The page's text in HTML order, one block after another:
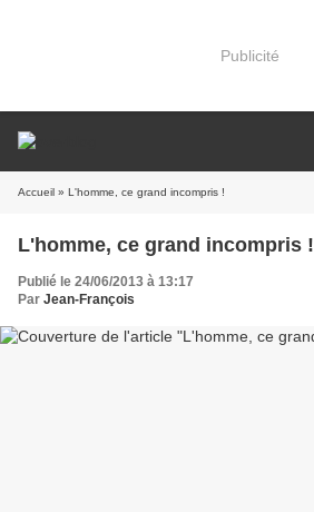
Publicité
Accueil » L'homme, ce grand incompris !
L'homme, ce grand incompris !
Publié le 24/06/2013 à 13:17
Par Jean-François